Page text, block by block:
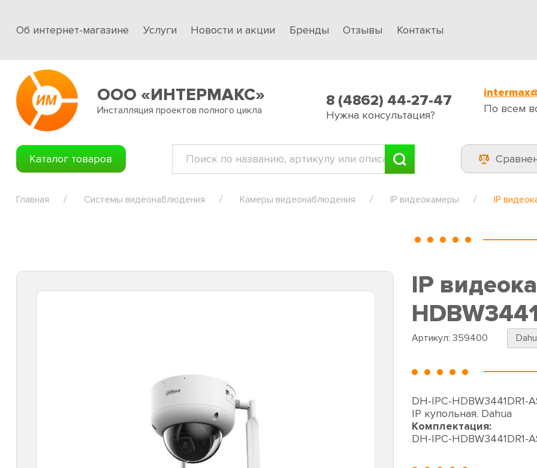
Об интернет-магазине Услуги Новости и акции Бренды Отзывы Контакты
ООО «ИНТЕРМАКС»
Инсталляция проектов полного цикла
8 (4862) 44-27-47
Нужна консультация?
По всем
Каталог товаров
Главная Системы видеонаблюдения Камеры видеонаблюдения IP видеокамеры IP
IP
Артикул: 359400
DH-IPC-HDBW3441DR1-
IP купольная. Dahua
Комплектация:
DH-IPC-HDBW3441DR1-